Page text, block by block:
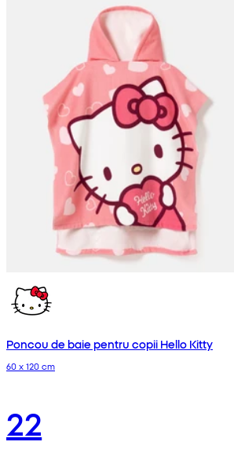
Poncou de baie pentru copii Hello Kitty
60 x 120 cm
22